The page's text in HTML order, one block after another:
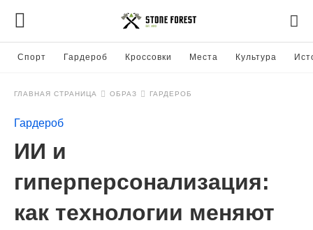
Спорт Гардероб Кроссовки Места Культура
ГЛАВНАЯ СТРАНИЦА ОБРАЗ ГАРДЕРОБ
Гардероб
ИИ и
гиперперсонализация:
как технологии меняют